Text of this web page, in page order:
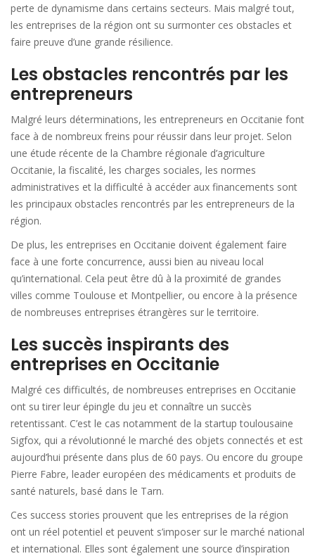
perte de dynamisme dans certains secteurs. Mais malgré tout,
les entreprises de la région ont su surmonter ces obstacles et
faire preuve d’une grande résilience.
Les obstacles rencontrés par les
entrepreneurs
Malgré leurs déterminations, les entrepreneurs en Occitanie font
face à de nombreux freins pour réussir dans leur projet. Selon
une étude récente de la Chambre régionale d’agriculture
Occitanie, la fiscalité, les charges sociales, les normes
administratives et la difficulté à accéder aux financements sont
les principaux obstacles rencontrés par les entrepreneurs de la
région.
De plus, les entreprises en Occitanie doivent également faire
face à une forte concurrence, aussi bien au niveau local
qu’international. Cela peut être dû à la proximité de grandes
villes comme Toulouse et Montpellier, ou encore à la présence
de nombreuses entreprises étrangères sur le territoire.
Les succès inspirants des
entreprises en Occitanie
Malgré ces difficultés, de nombreuses entreprises en Occitanie
ont su tirer leur épingle du jeu et connaître un succès
retentissant. C’est le cas notamment de la startup toulousaine
Sigfox, qui a révolutionné le marché des objets connectés et est
aujourd’hui présente dans plus de 60 pays. Ou encore du groupe
Pierre Fabre, leader européen des médicaments et produits de
santé naturels, basé dans le Tarn.
Ces success stories prouvent que les entreprises de la région
ont un réel potentiel et peuvent s’imposer sur le marché national
et international. Elles sont également une source d’inspiration